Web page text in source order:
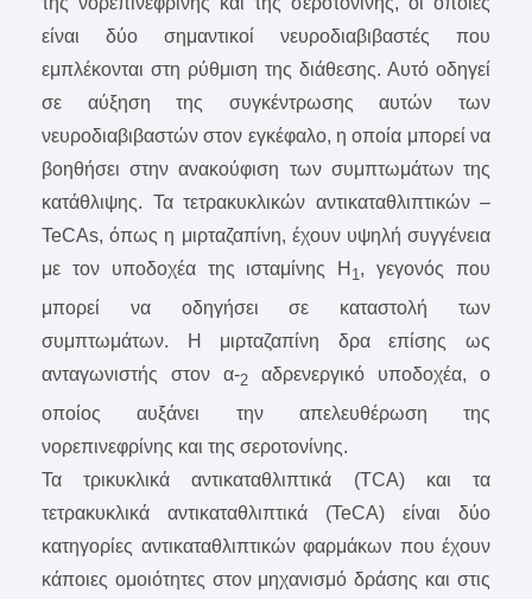
είναι δύο σημαντικοί νευροδιαβιβαστές που
εμπλέκονται στη ρύθμιση της διάθεσης. Αυτό οδηγεί
σε αύξηση της συγκέντρωσης αυτών των
νευροδιαβιβαστών στον εγκέφαλο, η οποία μπορεί να
βοηθήσει στην ανακούφιση των συμπτωμάτων της
κατάθλιψης. Τα τετρακυκλικών αντικαταθλιπτικών –
TeCAs, όπως η μιρταζαπίνη, έχουν υψηλή συγγένεια
με τον υποδοχέα της ισταμίνης H 1, γεγονός που
μπορεί να οδηγήσει σε καταστολή των
συμπτωμάτων. Η μιρταζαπίνη δρα επίσης ως
ανταγωνιστής στον α-2 αδρενεργικό υποδοχέα, ο
οποίος αυξάνει την απελευθέρωση της
νορεπινεφρίνης και της σεροτονίνης.
Τα τρικυκλικά αντικαταθλιπτικά (TCA) και τα
τετρακυκλικά αντικαταθλιπτικά (TeCA) είναι δύο
κατηγορίες αντικαταθλιπτικών φαρμάκων που έχουν
κάποιες ομοιότητες στον μηχανισμό δράσης και στις